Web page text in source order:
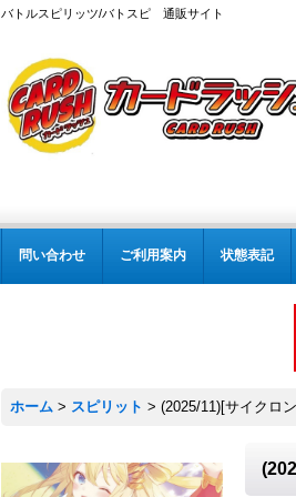
バトルスピリッツ/バトスピ 通販サイト
問い合わせ ご利用案内 状態表記
ホーム > スピリット > (2025/11)[サイクロ